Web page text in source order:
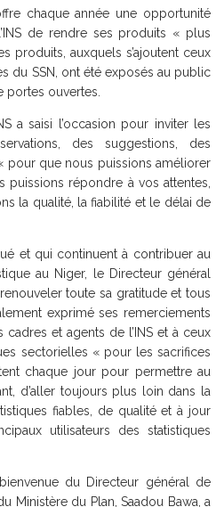
chaque année une opportunité
de rendre ses produits « plus
produits, auxquels s’ajoutent ceux
du SSN, ont été exposés au public
portes ouvertes.
a saisi l’occasion pour inviter les
des suggestions, des
pour que nous puissions améliorer
répondre à vos attentes,
la qualité, la fiabilité et le délai de
et qui continuent à contribuer au
au Niger, le Directeur général
renouveler toute sa gratitude et tous
exprimé ses remerciements
et agents de l’INS et à ceux
sectorielles « pour les sacrifices
chaque jour pour permettre au
d’aller toujours plus loin dans la
fiables, de qualité et à jour
utilisateurs des statistiques
du Directeur général de
Ministère du Plan, Saadou Bawa, a